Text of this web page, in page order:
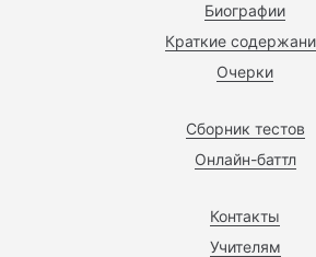
Биографии
Краткие
Очерки
Сборник тестов
Онлайн-баттл
Контакты
Учителям